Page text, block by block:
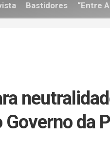
Bastidores “Entre
da